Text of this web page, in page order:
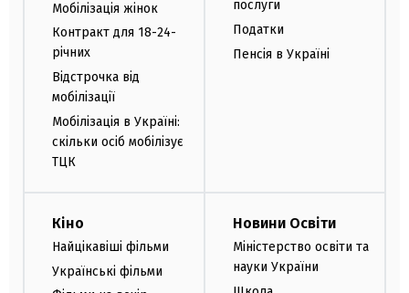
Мобілізація жінок
Контракт для 18-24-
річних
Відстрочка від
мобілізації
Мобілізація в Україні:
скільки осіб мобілізує
ТЦК
послуги
Податки
Пенсія в Україні
Кіно
Найцікавіші фільми
Українські фільми
Новини Освіти
Міністерство освіти та
науки України